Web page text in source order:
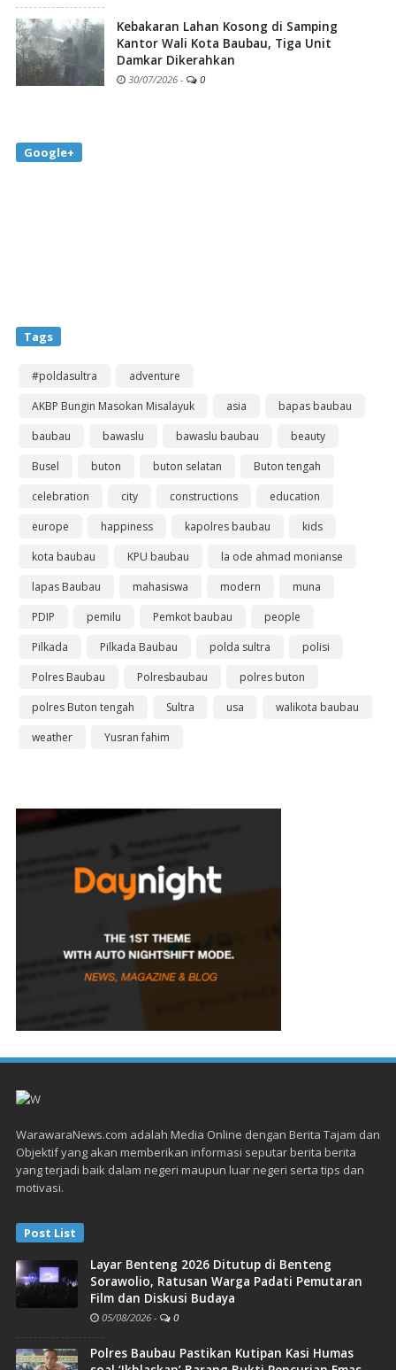
Kebakaran Lahan Kosong di Samping
Kantor Wali Kota Baubau, Tiga Unit
Damkar Dikerahkan
30/07/2026 - 0
Google+
Tags
#poldasultra
adventure
AKBP Bungin Masokan Misalayuk
asia
bapas baubau
baubau
bawaslu bawaslu baubau
beauty
Busel
buton buton selatan
Buton tengah
celebration
city constructions
education
europe
happiness kapolres baubau
kids
kota baubau
KPU baubau
la ode ahmad monianse
lapas Baubau
mahasiswa modern
muna
PDIP
pemilu Pemkot baubau
people
Pilkada
Pilkada Baubau polda sultra
polisi
Polres Baubau
Polresbaubau
polres buton
polres Buton tengah
Sultra usa
walikota baubau
weather
Yusran fahim
WarawaraNews.com adalah Media Online dengan Berita Tajam dan
Objektif yang akan memberikan informasi seputar berita berita
yang terjadi baik dalam negeri maupun luar negeri serta tips dan
motivasi.
Post List
Layar Benteng 2026 Ditutup di Benteng
Sorawolio, Ratusan Warga Padati Pemutaran
Film dan Diskusi Budaya
05/08/2026 - 0
Polres Baubau Pastikan Kutipan Kasi Humas